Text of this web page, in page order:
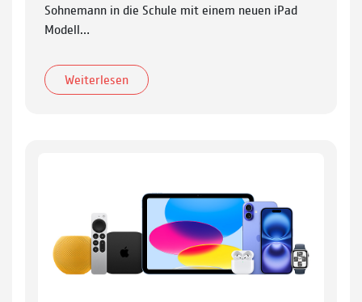
Sohnemann in die Schule mit einem neuen iPad
Modell…
Weiterlesen